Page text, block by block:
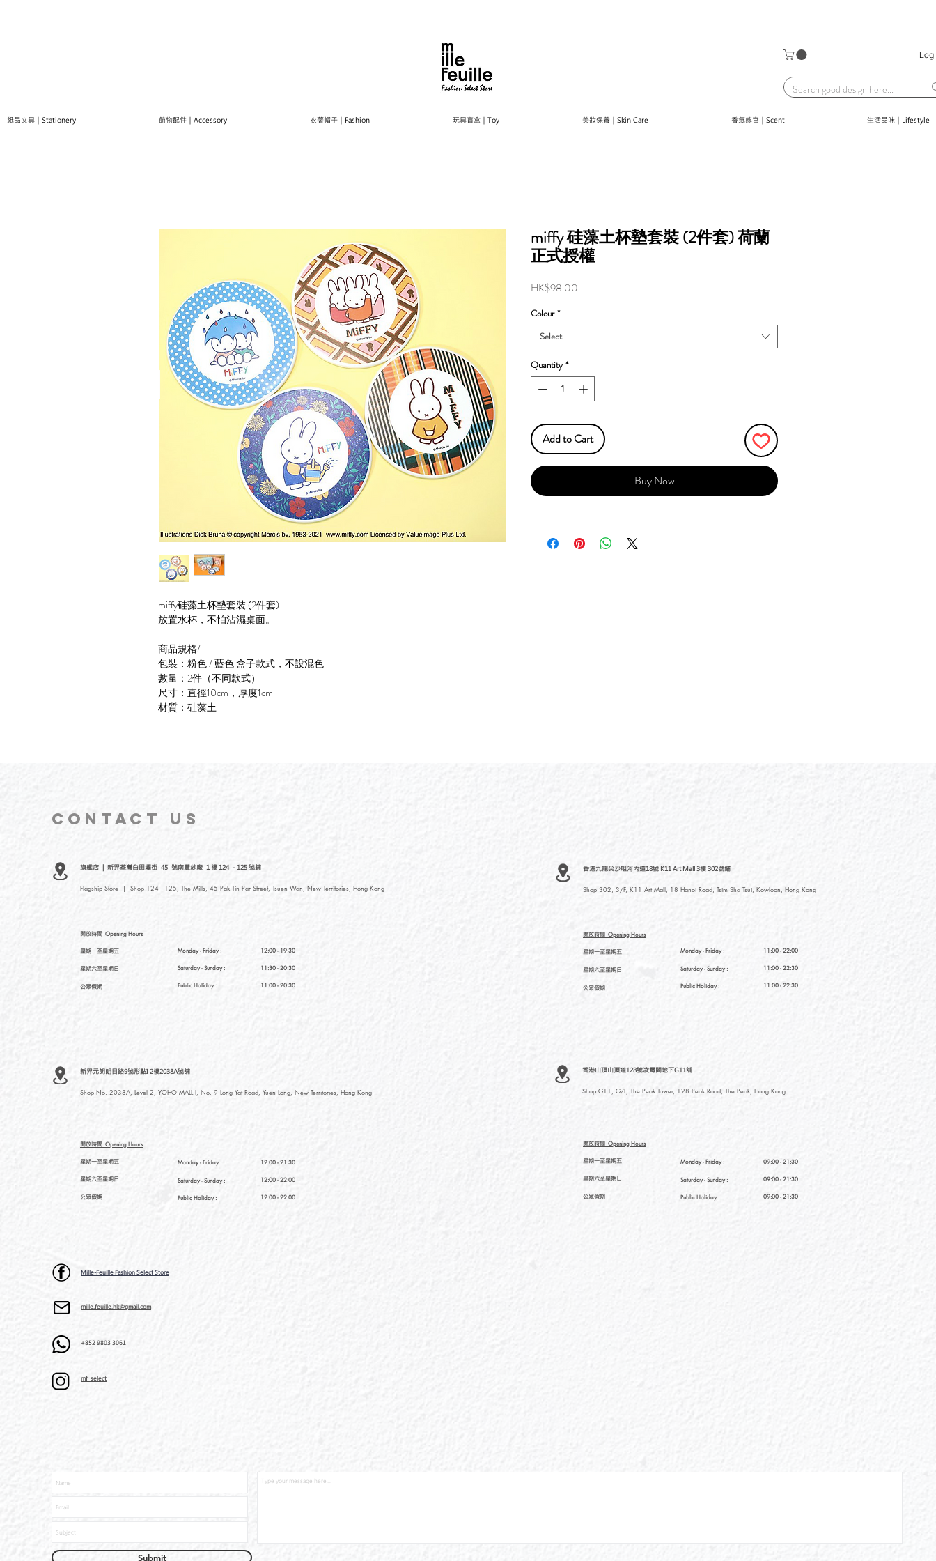
Log
紙品文具｜Stationery 飾物配件｜Accessory 衣著帽子｜Fashion 玩具盲盒｜Toy 美妝保養｜Skin Care 香氣感官｜Scent 生活品味｜Lifestyle
miffy硅藻土杯墊套裝 (2件套)
放置水杯，不怕沾濕桌面。
商品規格/
包裝：粉色 / 藍色 盒子款式，不設混色
數量：2件（不同款式）
尺寸：直徑10cm，厚度1cm
材質：硅藻土
miffy 硅藻土杯墊套裝 (2件套) 荷蘭
正式授權
HK$98.00
Colour *
Select
Quantity *
Add to Cart
Buy Now
CONTACT US
旗艦店 | 新界荃灣白田壩街 45 號南豐紗廠 1 樓 124 - 125 號鋪
Flagship Store | Shop 124 - 125, The Mills, 45 Pak Tin Par Street, Tsuen Wan, New Territories, Hong Kong
開放時間 Opening Hours
星期一至星期五
星期六至星期日
公眾假期
Monday - Friday :
Saturday- Sunday :
Public Holiday :
12:00 - 19:30
11:30 - 20:30
11:00 - 20:30
新界元朗朗日路9號形點I 2樓2038A號舖
Shop No. 2038A, Level 2, YOHO MALL I, No. 9 Long Yat Road, Yuen Long, New Territories, Hong Kong
開放時間 Opening Hours
星期一至星期五
星期六至星期日
公眾假期
Monday - Friday :
Saturday- Sunday :
Public Holiday :
12:00 - 21:30
12:00 - 22:00
12:00 - 22:00
11:00 - 22:00
11:00 - 22:30
11:00 - 22:30
香港九龍尖沙咀河內道18號 K11 Art Mall 3樓 302號鋪
Shop 302, 3/F, K11 Art Mall, 18 Hanoi Road, Tsim Sha Tsui, Kowloon, Hong Kong
開放時間 Opening Hours
星期一至星期五
星期六至星期日
公眾假期
Monday - Friday :
Saturday- Sunday :
Public Holiday :
香港山頂山頂道128號凌霄閣地下G11舖
Shop G11, G/F, The Peak Tower, 128 Peak Road, The Peak, Hong Kong
開放時間 Opening Hours
星期一至星期五
星期六至星期日
公眾假期
Monday - Friday :
Saturday- Sunday :
Public Holiday :
09:00 - 21:30
09:00 - 21:30
09:00 - 21:30
Mille-Feuille Fashion Select Store
mille.feuille.hk@gmail.com
+852 9803 3061
mf_select
Submit